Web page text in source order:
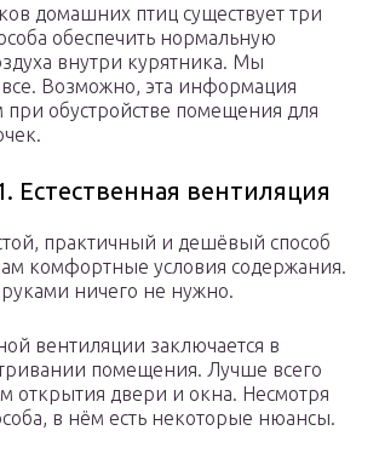
домашних птиц существует три
обеспечить нормальную
внутри курятника. Мы
Возможно, эта информация
при обустройстве помещения для
Естественная вентиляция
практичный и дешёвый способ
комфортные условия содержания.
ничего не нужно.
вентиляции заключается в
помещения. Лучше всего
открытия двери и окна. Несмотря
в нём есть некоторые нюансы.